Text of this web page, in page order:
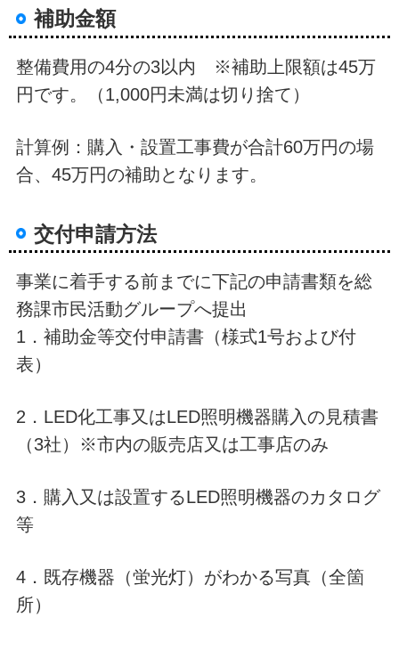
補助金額
整備費用の4分の3以内 ※補助上限額は45万
円です。（1,000円未満は切り捨て）
計算例：購入・設置工事費が合計60万円の場
合、45万円の補助となります。
交付申請方法
事業に着手する前までに下記の申請書類を総
務課市民活動グループへ提出
1．補助金等交付申請書（様式1号および付
表）
2．LED化工事又はLED照明機器購入の見積書
（3社）※市内の販売店又は工事店のみ
3．購入又は設置するLED照明機器のカタログ
等
4．既存機器（蛍光灯）がわかる写真（全箇
所）